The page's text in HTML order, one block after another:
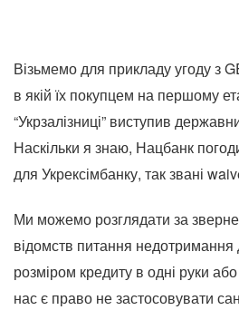
Візьмемо для прикладу угоду з
в якій їх покупцем на першому
“Укрзалізниці” виступив
Наскільки я знаю, Нацбанк
для Укрексімбанку, так звані
Ми можемо розглядати за
відомств питання недотримання
розміром кредиту в одні руки
нас є право не застосовувати